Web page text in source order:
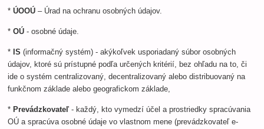
*ÚOOÚ– Úrad na ochranu osobných údajov.
*OÚ- osobné údaje.
* IS(informačný systém) - akýkoľvek usporiadaný súbor osobných
údajov, ktoré sú prístupné podľa určených kritérií, bez ohľadu na to, či
ide o systém centralizovaný, decentralizovaný alebo distribuovaný na
funkčnom základe alebo geografickom základe,
* Prevádzkovateľ - každý, kto vymedzí účel a prostriedky spracúvania
OÚ a spracúva osobné údaje vo vlastnom mene (prevádzkovateľ e-